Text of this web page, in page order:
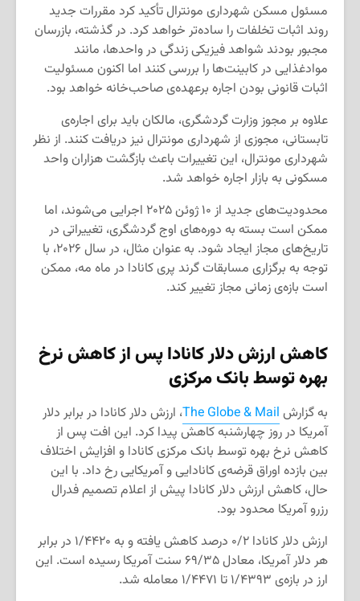
مسئول مسکن شهرداری مونترال تأکید کرد مقررات جدید
روند اثبات تخلفات را ساده‌تر خواهد کرد. در گذشته، بازرسان
مجبور بودند شواهد فیزیکی زندگی در واحدها، مانند
موادغذایی در کابینت‌ها را بررسی کنند اما اکنون مسئولیت
اثبات قانونی بودن اجاره برعهده‌ی صاحب‌خانه خواهد بود.
علاوه بر مجوز وزارت گردشگری، مالکان باید برای اجاره‌ی
تابستانی، مجوزی از شهرداری مونترال نیز دریافت کنند. از نظر
شهرداری مونترال، این تغییرات باعث بازگشت هزاران واحد
مسکونی به بازار اجاره خواهد شد.
محدودیت‌های جدید از ۱۰ ژوئن ۲۰۲۵ اجرایی می‌شوند، اما
ممکن است بسته به دوره‌های اوج گردشگری، تغییراتی در
تاریخ‌های مجاز ایجاد شود. به عنوان مثال، در سال ۲۰۲۶، با
توجه به برگزاری مسابقات گرند پری کانادا در ماه مه، ممکن
است بازه‌ی زمانی مجاز تغییر کند.
کاهش ارزش دلار کانادا پس از کاهش نرخ
بهره توسط بانک مرکزی
به گزارش The Globe & Mail، ارزش دلار کانادا در برابر دلار
آمریکا در روز چهارشنبه کاهش پیدا کرد. این افت پس از
کاهش نرخ بهره توسط بانک مرکزی کانادا و افزایش اختلاف
بین بازده اوراق قرضه‌ی کانادایی و آمریکایی رخ داد. با این
حال، کاهش ارزش دلار کانادا پیش از اعلام تصمیم فدرال
رزرو آمریکا محدود بود.
ارزش دلار کانادا ۰/۲ درصد کاهش یافته و به ۱/۴۴۲۰ در برابر
هر دلار آمریکا، معادل ۶۹/۳۵ سنت آمریکا رسیده است. این
ارز در بازه‌ی ۱/۴۳۹۳ تا ۱/۴۴۷۱ معامله شد.